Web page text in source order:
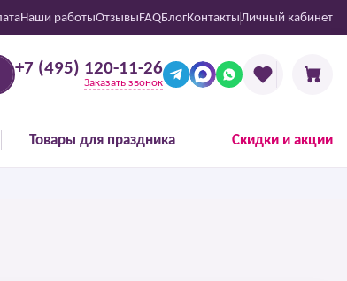
Наши работыОтзывыFAQБлогКонтактыЛичный кабинет
+7 (495) 120-11-26
Заказать звонок
Товары для праздника Скидки и акции